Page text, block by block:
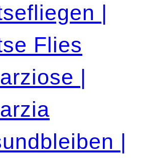
|
Flies
|
|